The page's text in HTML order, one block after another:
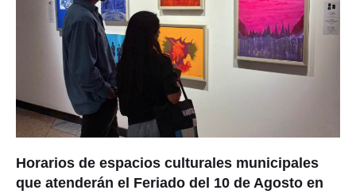
Horarios de espacios culturales municipales
que atenderán el Feriado del 10 de Agosto en